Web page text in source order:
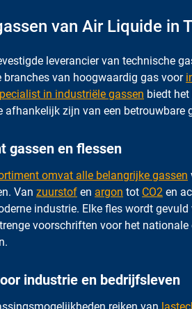
van Air Liquide in
leverancier van technische
branches van hoogwaardig gas voor
in industriële gassen biedt
afhankelijk zijn van een betrouwbare
gassen en flessen
omvat alle belangrijke gassen
Van zuurstof en argon tot CO2 en
industrie. Elke fles wordt
voorschriften voor het
industrie en bedrijfsleven